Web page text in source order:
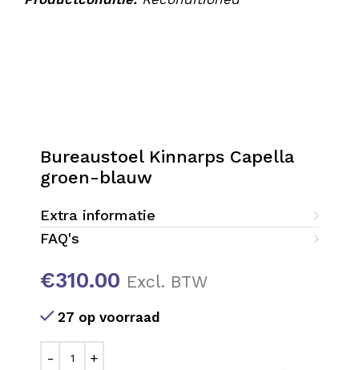
Bureaustoel Kinnarps Capella
groen-blauw
Extra informatie
FAQ's
€310.00 Excl. BTW
27 op voorraad